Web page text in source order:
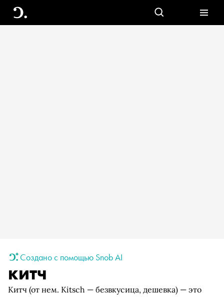
Создано с помощью Snob AI
китч
Китч (от нем. Kitsch — безвкусица, дешевка) — это